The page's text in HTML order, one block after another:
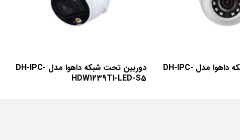
دوربین تحت شبکه داهوا مدل DH-IPC-
دوربین تحت شبکه داهوا مدل DH-IPC-
HDW1239T1-LED-S5